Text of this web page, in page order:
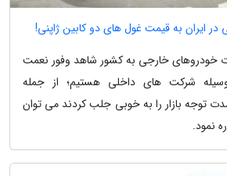
ایران به قیمت غول های دو کابین ژاپنی!
خودروهای خارجی به کشور شاهد وفور نعمت
شرکت های داخلی هستیم؛ از جمله
توجه بازار را به خوبی جلب کردند می توان
نمود.